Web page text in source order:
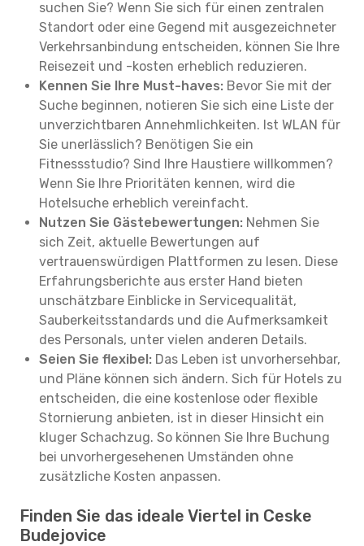
suchen Sie? Wenn Sie sich für einen zentralen
Standort oder eine Gegend mit ausgezeichneter
Verkehrsanbindung entscheiden, können Sie Ihre
Reisezeit und -kosten erheblich reduzieren.
Kennen Sie Ihre Must-haves: Bevor Sie mit der
Suche beginnen, notieren Sie sich eine Liste der
unverzichtbaren Annehmlichkeiten. Ist WLAN für
Sie unerlässlich? Benötigen Sie ein
Fitnessstudio? Sind Ihre Haustiere willkommen?
Wenn Sie Ihre Prioritäten kennen, wird die
Hotelsuche erheblich vereinfacht.
Nutzen Sie Gästebewertungen: Nehmen Sie
sich Zeit, aktuelle Bewertungen auf
vertrauenswürdigen Plattformen zu lesen. Diese
Erfahrungsberichte aus erster Hand bieten
unschätzbare Einblicke in Servicequalität,
Sauberkeitsstandards und die Aufmerksamkeit
des Personals, unter vielen anderen Details.
Seien Sie flexibel: Das Leben ist unvorhersehbar,
und Pläne können sich ändern. Sich für Hotels zu
entscheiden, die eine kostenlose oder flexible
Stornierung anbieten, ist in dieser Hinsicht ein
kluger Schachzug. So können Sie Ihre Buchung
bei unvorhergesehenen Umständen ohne
zusätzliche Kosten anpassen.
Finden Sie das ideale Viertel in Ceske
Budejovice